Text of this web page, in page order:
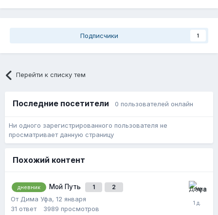
Подписчики 1
Перейти к списку тем
Последние посетители 0 пользователей онлайн
Ни одного зарегистрированного пользователя не
просматривает данную страницу
Похожий контент
дневник Мой Путь 1 2
От Дима Уфа, 12 января
31 ответ 3989 просмотров